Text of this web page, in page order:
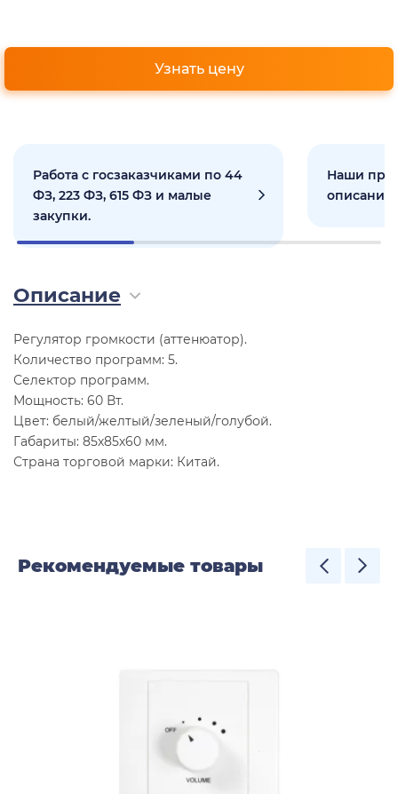
Узнать цену
Работа с госзаказчиками по 44
ФЗ, 223 ФЗ, 615 ФЗ и малые
закупки.
Наши
Описание
Регулятор громкости (аттенюатор).
Количество программ: 5.
Селектор программ.
Мощность: 60 Вт.
Цвет: белый/желтый/зеленый/голубой.
Габариты: 85х85х60 мм.
Страна торговой марки: Китай.
Рекомендуемые товары